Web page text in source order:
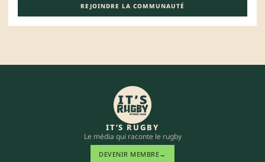
REJOINDRE LA COMMUNAUTÉ
IT’S RUGBY
Le média qui raconte le rugby
DEVENIR MEMBRE→